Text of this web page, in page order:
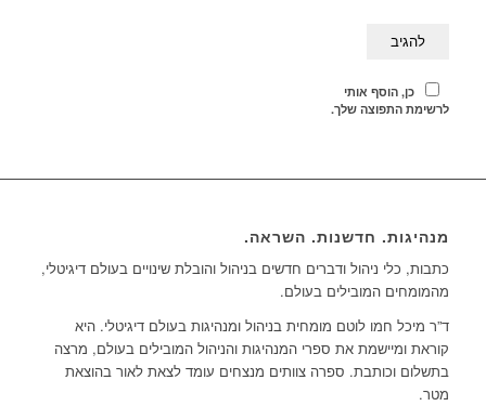
כן, הוסף אותי
לרשימת התפוצה שלך.
מנהיגות. חדשנות. השראה.
כתבות, כלי ניהול ודברים חדשים בניהול והובלת שינויים בעולם דיגיטלי,
מהמומחים המובילים בעולם.
ד”ר מיכל חמו לוטם מומחית בניהול ומנהיגות בעולם דיגיטלי. היא
קוראת ומיישמת את ספרי המנהיגות והניהול המובילים בעולם, מרצה
בתשלום וכותבת. ספרה צוותים מנצחים עומד לצאת לאור בהוצאת
מטר.